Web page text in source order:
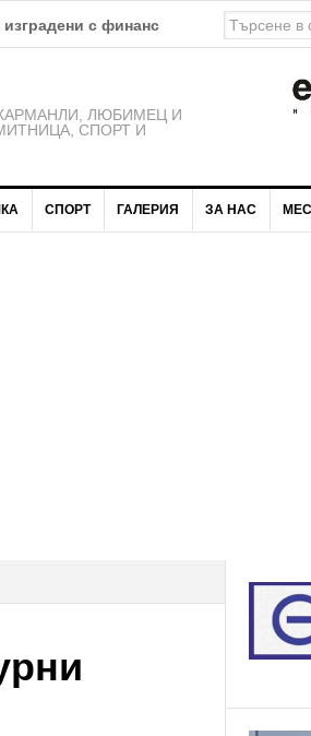
икономическа интеграция на
ЛЮБИМЕЦ И
СПОРТ И
СПОРТ ГАЛЕРИЯ ЗА НАС